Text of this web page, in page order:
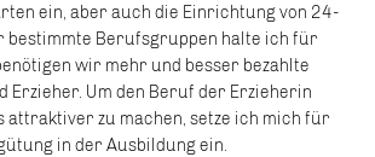
ein, aber auch die Einrichtung von 24-
bestimmte Berufsgruppen halte ich für
wir mehr und besser bezahlte
Erzieher. Um den Beruf der Erzieherin
attraktiver zu machen, setze ich mich für
in der Ausbildung ein.